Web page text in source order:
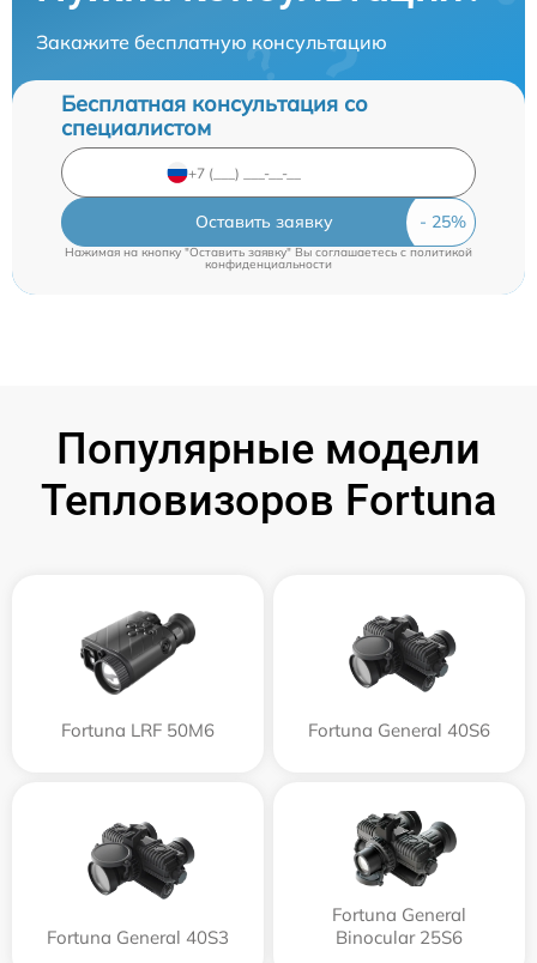
Закажите бесплатную консультацию
Бесплатная консультация со
специалистом
Оставить заявку
Нажимая на кнопку "Оставить заявку" Вы соглашаетесь cполитикой
конфиденциальности
Популярные модели
Тепловизоров Fortuna
Fortuna LRF 50M6 Fortuna General 40S6
Fortuna General 40S3
Fortuna General
Binocular 25S6